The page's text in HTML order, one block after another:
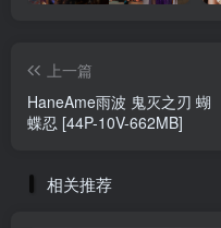
上一篇
HaneAme雨波 鬼灭之刃 蝴
蝶忍 [44P-10V-662MB]
相关推荐